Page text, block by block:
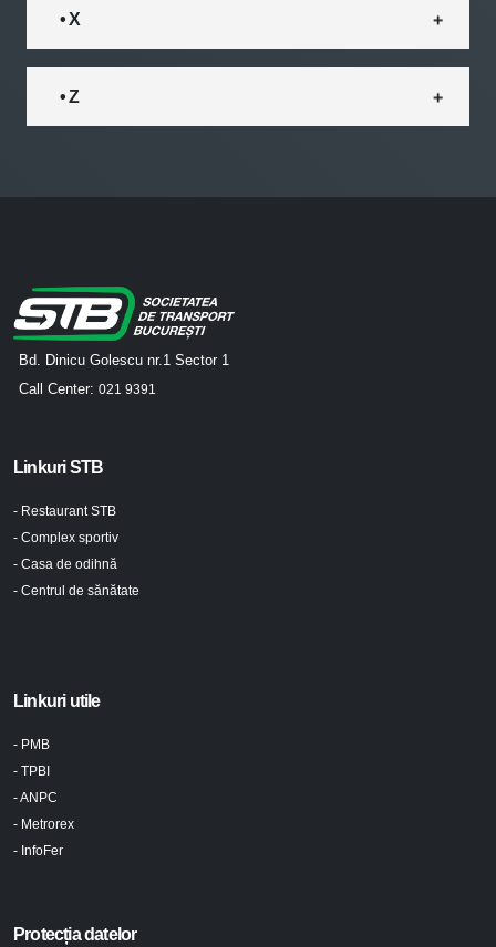
• X
• Z
Bd. Dinicu Golescu nr.1 Sector 1
Call Center: 021 9391
Linkuri STB
- Restaurant STB
- Complex sportiv
- Casa de odihnă
- Centrul de sănătate
Linkuri utile
- PMB
- TPBI
- ANPC
- Metrorex
- InfoFer
Protecția datelor